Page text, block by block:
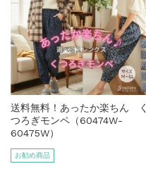
送料無料！あったか楽ちん く
つろぎモンペ（60474W-
60475W）
お勧め商品